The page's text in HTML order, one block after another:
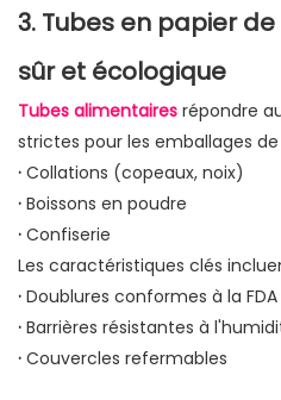
3. Tubes en papier
sûr et écologique
Tubes alimentaires répondre
strictes pour les emballages
· Collations (copeaux, noix)
· Boissons en poudre
· Confiserie
Les caractéristiques clés
· Doublures conformes à la FDA
· Barrières résistantes à
· Couvercles refermables